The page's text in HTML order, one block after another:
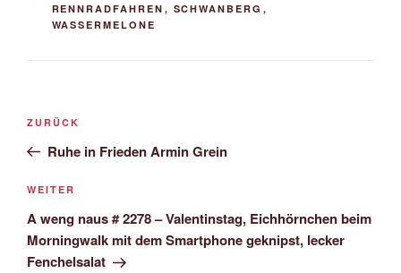
RENNRADFAHREN , SCHWANBERG ,
WASSERMELONE
Beitrags-
Vorheriger
Beitrag
ZURÜCK
Ruhe in Frieden Armin Grein
Nächster
Beitrag
WEITER
A weng naus # 2278 – Valentinstag, Eichhörnchen beim
Morningwalk mit dem Smartphone geknipst, lecker
Fenchelsalat